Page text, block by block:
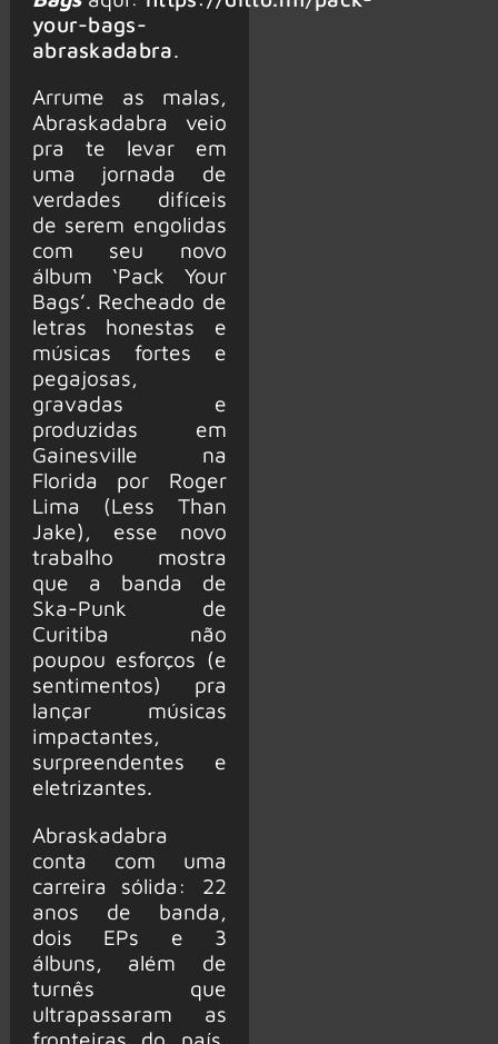
your-bags-
abraskadabra.
Arrume as malas,
Abraskadabra veio
pra te levar em
uma jornada de
verdades difíceis
de serem engolidas
com seu novo
álbum ‘Pack Your
Bags’. Recheado de
letras honestas e
músicas fortes e
pegajosas,
gravadas e
produzidas em
Gainesville na
Florida por Roger
Lima (Less Than
Jake), esse novo
trabalho mostra
que a banda de
Ska-Punk de
Curitiba não
poupou esforços (e
sentimentos) pra
lançar músicas
impactantes,
surpreendentes e
eletrizantes.
Abraskadabra
conta com uma
carreira sólida: 22
anos de banda,
dois EPs e 3
álbuns, além de
turnês que
ultrapassaram as
fronteiras do país.